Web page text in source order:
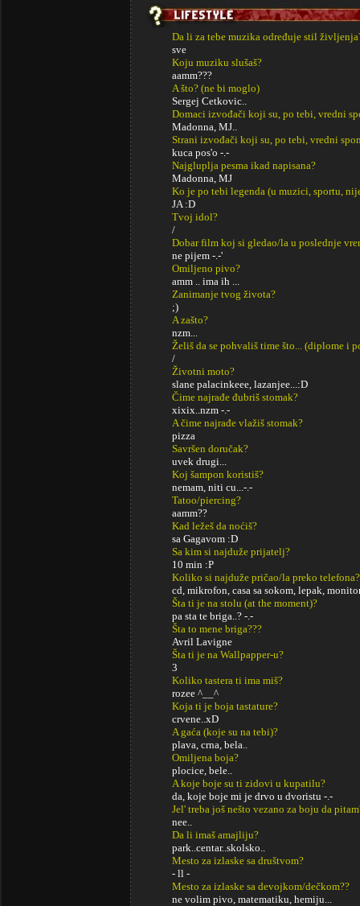
Da li za tebe muzika određuje stil
sve
Koju muziku slušaš?
aamm???
A što? (ne bi moglo)
Sergej Cetkovic..
Domaci izvođači koji su, po tebi, vredni
Madonna, MJ..
Strani izvođači koji su, po tebi, vredni
kuca pos'o -.-
Najgluplja pesma ikad napisana?
Madonna, MJ
Ko je po tebi legenda (u muzici, sportu,
JA :D
Tvoj idol?
/
Dobar film koj si gledao/la u poslednje
ne pijem -.-'
Omiljeno pivo?
amm .. ima ih ...
Zanimanje tvog života?
;)
A zašto?
nzm...
Želiš da se pohvališ time što... (diplome i
/
Životni moto?
slane palacinkeee, lazanjee...:D
Čime najrađe đubriš stomak?
xixix..nzm -.-
A čime najrađe vlažiš stomak?
pizza
Savršen doručak?
uvek drugi...
Koj šampon koristiš?
nemam, niti cu...-.-
Tatoo/piercing?
aamm??
Kad ležeš da noćiš?
sa Gagavom :D
Sa kim si najduže prijatelj?
10 min :P
Koliko si najduže pričao/la preko telefona?
cd, mikrofon, casa sa sokom, lepak,
Šta ti je na stolu (at the moment)?
pa sta te briga..? -.-
Šta to mene briga???
Avril Lavigne
Šta ti je na Wallpapper-u?
3
Koliko tastera ti ima miš?
rozee ^__^
Koja ti je boja tastature?
crvene..xD
A gaća (koje su na tebi)?
plava, crna, bela..
Omiljena boja?
plocice, bele..
A koje boje su ti zidovi u kupatilu?
da, koje boje mi je drvo u dvoristu -.-
Jel' treba još nešto vezano za boju da
nee..
Da li imaš amajliju?
park..centar..skolsko..
Mesto za izlaske sa društvom?
- ll -
Mesto za izlaske sa devojkom/dečkom??
ne volim pivo, matematiku, hemiju...